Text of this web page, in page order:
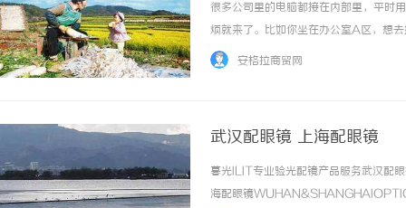
很多公司里的电脑都接在内部里，平时
烦就来了。比如你坐在办公室A区，想
服务器有个参数要调。这时候你会发现
安格拉商贸网
武汉配眼镜 上海配眼镜
暮光ILIT专业验光配镜产品服务武汉配
海配眼镜